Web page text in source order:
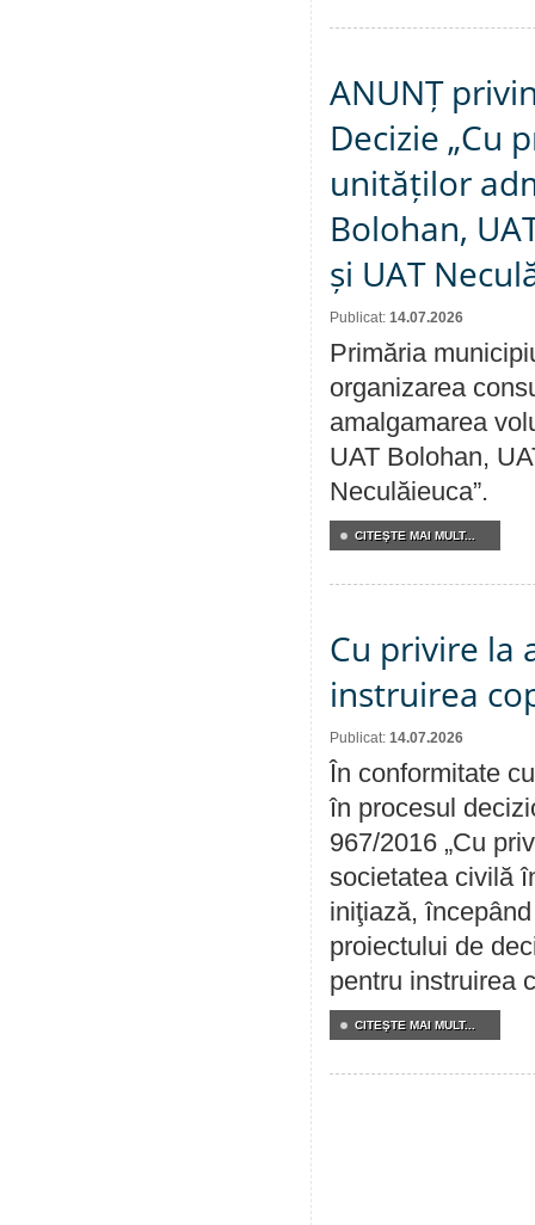
ANUNȚ
Decizie „Cu
unităților
Bolohan,
și UAT
Publicat: 14.07.2026
Primăria
organizarea
amalgamarea
UAT Bolohan,
Neculăieuca”.
CITEŞTE MAI MULT...
Cu privire la
instruirea
Publicat: 14.07.2026
În conformitate
în procesul
967/2016 „Cu
societatea civilă
iniţiază,
proiectului de
pentru instruirea
CITEŞTE MAI MULT...